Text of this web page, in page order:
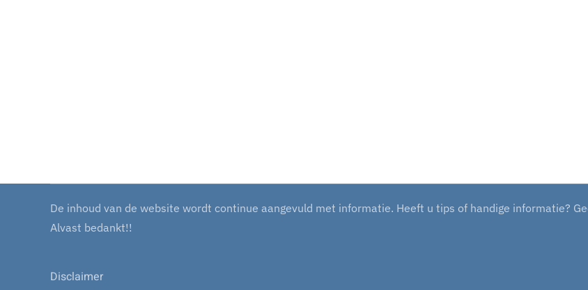
De inhoud van de website wordt continue aangevuld met informatie. Heeft u tips of handige informatie?
Alvast bedankt!!
Disclaimer